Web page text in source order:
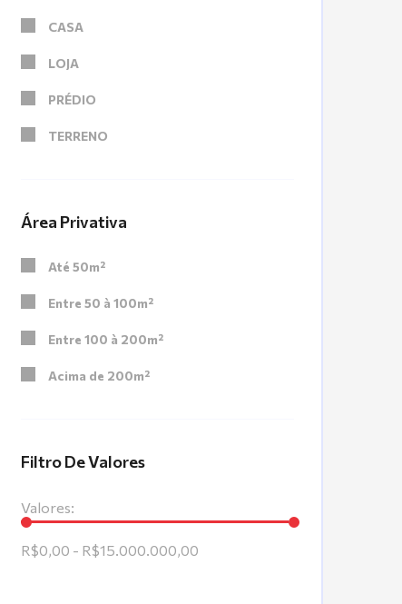
CASA
LOJA
PRÉDIO
TERRENO
Área Privativa
Até 50m²
Entre 50 à 100m²
Entre 100 à 200m²
Acima de 200m²
Filtro De Valores
Valores:
R$0,00 - R$15.000.000,00